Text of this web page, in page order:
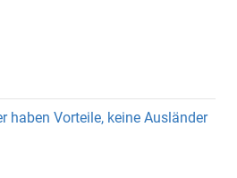
haben Vorteile, keine Ausländer